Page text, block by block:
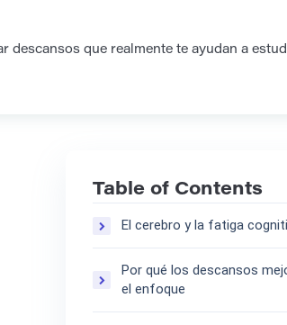
descansos que realmente te ayudan a
Table of Contents
El cerebro y la fatiga
Por qué los descansos
el enfoque